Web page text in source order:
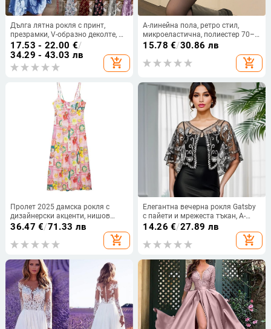
Дълга лятна рокля с принт,
презрамки, V-образно деколте, А-
линия, без ръкав, талия средна;
материя памук-смес и полиестер
17.53 - 22.00 €/
34.29 - 43.03 лв
add_shopping_cart
A-линейна пола, ретро стил,
микроеластична, полиестер 70–
80%, лято 2025
15.78 €/30.86 лв
add_shopping_cart
Пролет 2025 дамска рокля с
дизайнерски акценти, нишов
стил, универсална и с тънък
36.47 €/71.33 лв
add_shopping_cart
Елегантна вечерна рокля Gatsby
с пайети и мрежеста тъкан, A-
образен силует, без ръкави,
дълбок V, пришити мъниста;
полиестер 50-70% и PVC 30-50%.
14.26 €/27.89 лв
add_shopping_cart